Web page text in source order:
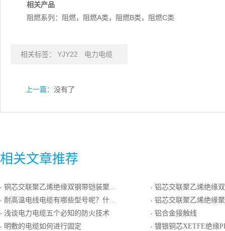
相关产品
阻燃系列：阻燃，阻燃A类，阻燃B类，阻燃C类
相关标签： YJY22 电力电缆
上一篇： 没有了
相关文章推荐
· 铜芯交联聚乙烯绝缘双钢带铠装聚乙烯护套电力电缆
· 耐高温电线电缆有哪些型号呢？什么场景下使用呢？
· 浅谈电力电缆五个必知的防火技术
· 明敷的电缆如何进行固定
· 铝芯交联聚乙烯绝缘双钢带铠装
· 铝芯交联聚乙烯绝缘聚氯乙烯
· 铝合金接触线
· 镀银铜芯XETFE绝缘